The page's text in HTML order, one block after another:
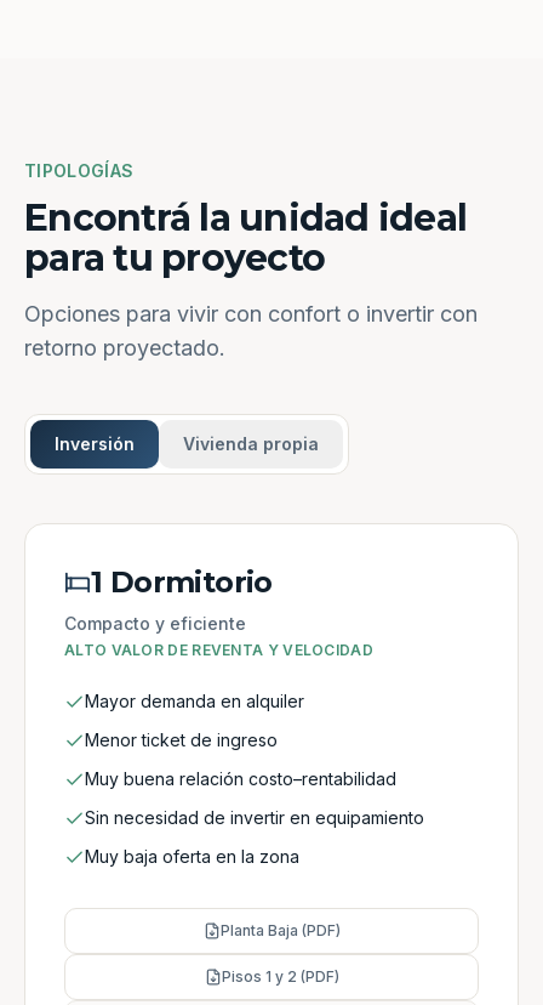
TIPOLOGÍAS
Encontrá la unidad ideal
para tu proyecto
Opciones para vivir con confort o invertir con
retorno proyectado.
Inversión Vivienda propia
1 Dormitorio
Compacto y eficiente
ALTO VALOR DE REVENTA Y VELOCIDAD
Mayor demanda en alquiler
Menor ticket de ingreso
Muy buena relación costo–rentabilidad
Sin necesidad de invertir en equipamiento
Muy baja oferta en la zona
Planta Baja (PDF)
Pisos 1 y 2 (PDF)